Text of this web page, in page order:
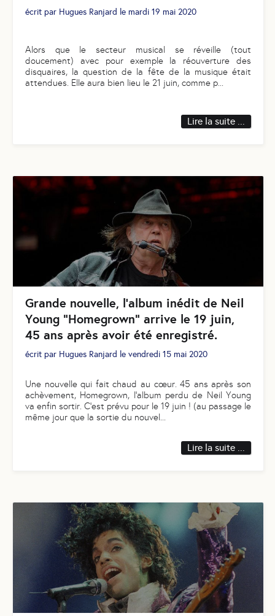
écrit par Hugues Ranjard le mardi 19 mai 2020
Alors que le secteur musical se réveille (tout
doucement) avec pour exemple la réouverture des
disquaires, la question de la fête de la musique était
attendues. Elle aura bien lieu le 21 juin, comme p
Lire la suite ...
Grande nouvelle, l'album inédit de Neil
Young "Homegrown" arrive le 19 juin,
45 ans après avoir été enregistré.
écrit par Hugues Ranjard le vendredi 15 mai 2020
Une nouvelle qui fait chaud au cœur. 45 ans après son
achèvement, Homegrown, l’album perdu de Neil Young
va enfin sortir. C’est prévu pour le 19 juin ! (au passage le
même jour que la sortie du nouvel
Lire la suite ...